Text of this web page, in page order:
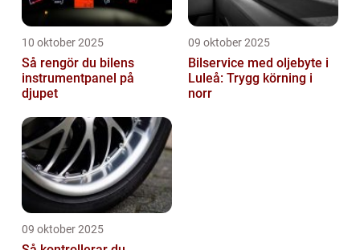
10 oktober 2025
Så rengör du bilens
instrumentpanel på
djupet
09 oktober 2025
Bilservice med oljebyte i
Luleå: Trygg körning i
norr
09 oktober 2025